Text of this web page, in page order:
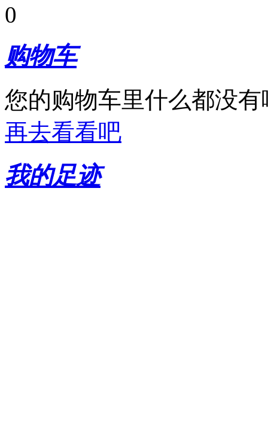
0
购物车
您的购物车里什么都没有
再去看看吧
我的足迹